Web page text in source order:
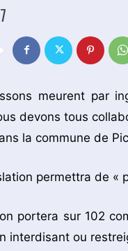
meurent par
devons tous
la commune de
permettra de «
portera sur 102
interdisant ou